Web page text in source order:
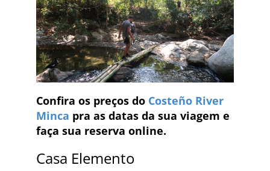
Confira os preços do Costeño River
Minca pra as datas da sua viagem e
faça sua reserva online.
Casa Elemento